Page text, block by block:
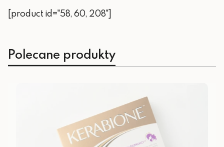
[product id="58, 60, 208"]
Polecane produkty